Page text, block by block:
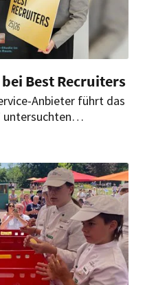
Best Recruiters
Anbieter führt das
untersuchten